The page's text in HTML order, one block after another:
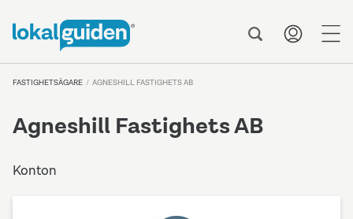
FASTIGHETSÄGARE AGNESHILL FASTIGHETS AB
Agneshill Fastighets AB
Konton